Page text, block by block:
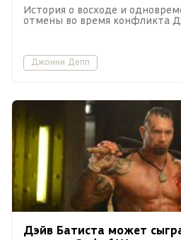
История о восходе и
отмены во время конфликта
Джонни Депп
Дэйв Батиста может